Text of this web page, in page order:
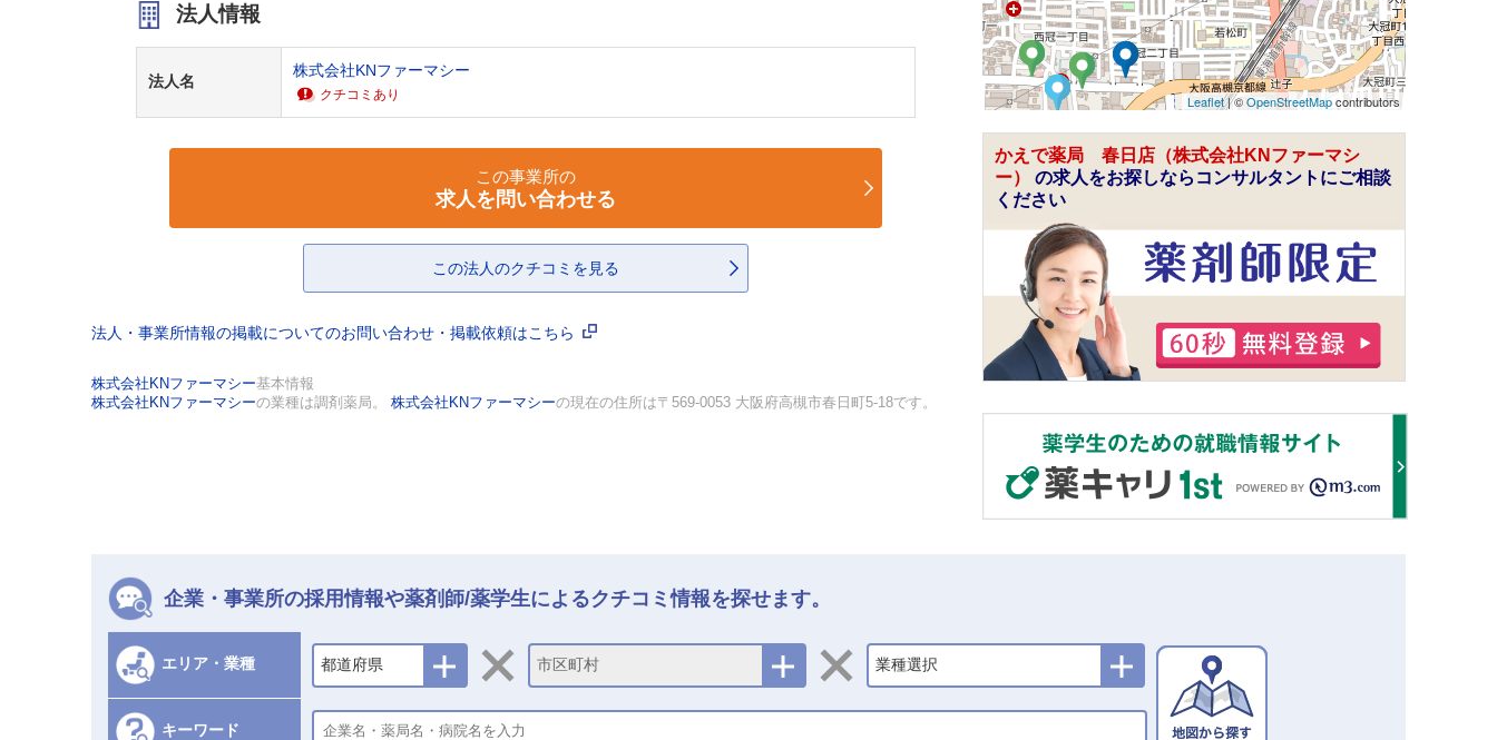
法人情報
法人名
株式会社KNファーマシー
クチコミあり
この事業所の
求人を問い合わせる
この法人のクチコミを見る
法人・事業所情報の掲載についてのお問い合わせ・掲載依頼はこちら
株式会社KNファーマシー基本情報
株式会社KNファーマシーの業種は調剤薬局。 株式会社KNファーマシーの現在の住所は〒569-0053 大阪府高槻市春日町5-18です。
Leaflet| ©OpenStreetMapcontributors
かえで薬局 春日店（株式会社KNファーマシ
ー） の求人をお探しならコンサルタントにご相談
ください
企業・事業所の採用情報や薬剤師/薬学生によるクチコミ情報を探せます。
エリア・業種 都道府県 市区町村 業種選択
キーワード